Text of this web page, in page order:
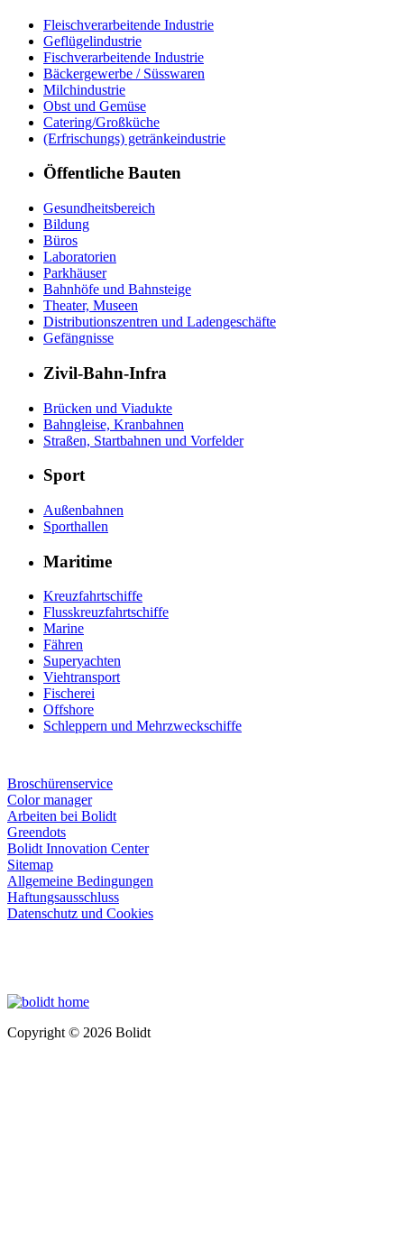
Fleischverarbeitende Industrie
Geflügelindustrie
Fischverarbeitende Industrie
Bäckergewerbe / Süsswaren
Milchindustrie
Obst und Gemüse
Catering/Großküche
(Erfrischungs) getränkeindustrie
Öffentliche Bauten
Gesundheitsbereich
Bildung
Büros
Laboratorien
Parkhäuser
Bahnhöfe und Bahnsteige
Theater, Museen
Distributionszentren und Ladengeschäfte
Gefängnisse
Zivil-Bahn-Infra
Brücken und Viadukte
Bahngleise, Kranbahnen
Straßen, Startbahnen und Vorfelder
Sport
Außenbahnen
Sporthallen
Maritime
Kreuzfahrtschiffe
Flusskreuzfahrtschiffe
Marine
Fähren
Superyachten
Viehtransport
Fischerei
Offshore
Schleppern und Mehrzweckschiffe
Broschürenservice
Color manager
Arbeiten bei Bolidt
Greendots
Bolidt Innovation Center
Sitemap
Allgemeine Bedingungen
Haftungsausschluss
Datenschutz und Cookies
Copyright © 2026 Bolidt